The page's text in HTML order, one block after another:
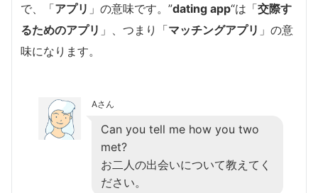
で、「アプリ 」の意味です。”dating app“は「交際す
るためのアプリ 」、つまり「マッチングアプリ 」の意
味になります。
Aさん
Can you tell me how you two
met?
お二人の出会いについて教えてく
ださい。